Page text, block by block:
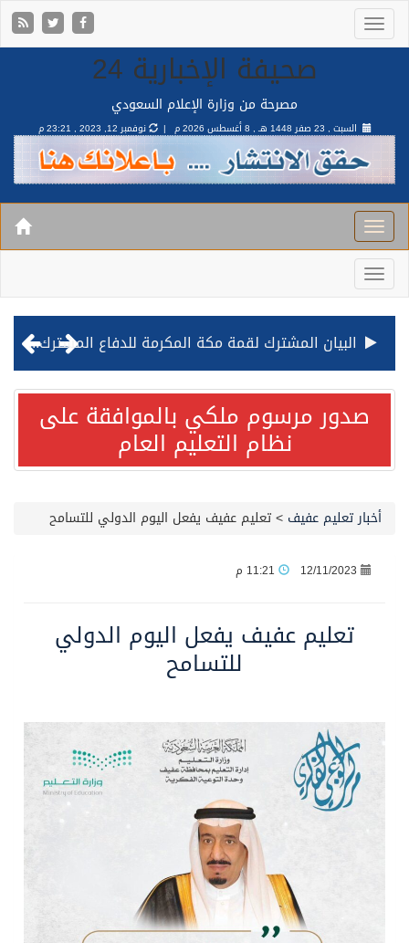
صحيفة الإخبارية 24
مصرحة من وزارة الإعلام السعودي
السبت , 23 صفر 1448 هـ , 8 أغسطس 2026 م | نوفمبر 12, 2023 , 23:21 م
البيان المشترك لقمة مكة المكرمة للدفاع المشترك بين المملكة وتركيا وباكستان
قيادة القوات المشتركة للتحالف: نفذنا عملية رد عسكري متناسبة لأهداف عسكرية مشروعة تابعة للمليشيا الحوثية الإرهابية في محافظة الحديدة
سمو ولي العهد يتلقى اتصالًا هاتفيًا من رئيس الوزراء الباكستاني
محافظ عفيف يؤدي صلاة عيد الأضحى
صدور مرسوم ملكي بالموافقة على
نظام التعليم العام
أخبار تعليم عفيف >تعليم عفيف يفعل اليوم الدولي للتسامح
12/11/2023
تعليم عفيف يفعل اليوم الدولي
للتسامح